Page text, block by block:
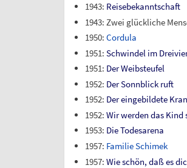
1943: Reisebekanntschaft
1943: Zwei glückliche
1950:Cordula
1951:Schwindel im
1951: Der Weibsteufel
1952: Der Sonnblick ruft
1952: Der eingebildete
1952:Wir werden das Kind
1953: Die Todesarena
1957: Familie Schimek
1957:Wie schön, daß es